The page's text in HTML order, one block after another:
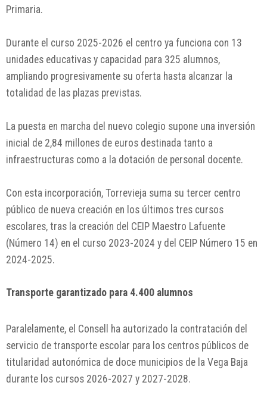
Primaria.
Durante el curso 2025-2026 el centro ya funciona con 13
unidades educativas y capacidad para 325 alumnos,
ampliando progresivamente su oferta hasta alcanzar la
totalidad de las plazas previstas.
La puesta en marcha del nuevo colegio supone una inversión
inicial de 2,84 millones de euros destinada tanto a
infraestructuras como a la dotación de personal docente.
Con esta incorporación, Torrevieja suma su tercer centro
público de nueva creación en los últimos tres cursos
escolares, tras la creación del CEIP Maestro Lafuente
(Número 14) en el curso 2023-2024 y del CEIP Número 15 en
2024-2025.
Transporte garantizado para 4.400 alumnos
Paralelamente, el Consell ha autorizado la contratación del
servicio de transporte escolar para los centros públicos de
titularidad autonómica de doce municipios de la Vega Baja
durante los cursos 2026-2027 y 2027-2028.